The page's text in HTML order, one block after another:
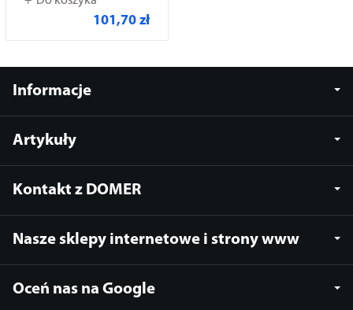
101,70 zł
Informacje
Artykuły
Kontakt z DOMER
Nasze sklepy internetowe i strony www
Oceń nas na Google